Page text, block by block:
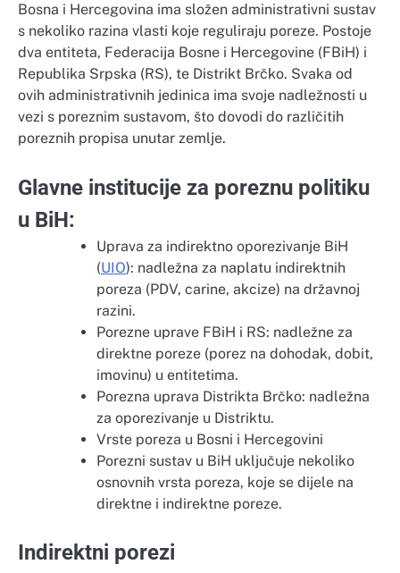
Bosna i Hercegovina ima složen administrativni sustav
s nekoliko razina vlasti koje reguliraju poreze. Postoje
dva entiteta, Federacija Bosne i Hercegovine (FBiH) i
Republika Srpska (RS), te Distrikt Brčko. Svaka od
ovih administrativnih jedinica ima svoje nadležnosti u
vezi s poreznim sustavom, što dovodi do različitih
poreznih propisa unutar zemlje.
Glavne institucije za poreznu politiku
u BiH:
Uprava za indirektno oporezivanje BiH
(UIO): nadležna za naplatu indirektnih
poreza (PDV, carine, akcize) na državnoj
razini.
Porezne uprave FBiH i RS: nadležne za
direktne poreze (porez na dohodak, dobit,
imovinu) u entitetima.
Porezna uprava Distrikta Brčko: nadležna
za oporezivanje u Distriktu.
Vrste poreza u Bosni i Hercegovini
Porezni sustav u BiH uključuje nekoliko
osnovnih vrsta poreza, koje se dijele na
direktne i indirektne poreze.
Indirektni porezi